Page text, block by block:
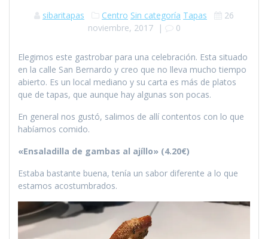
sibaritapas Centro Sin categoría Tapas
26
noviembre, 2017| 0
Elegimos este gastrobar para una celebración. Esta situado
en la calle San Bernardo y creo que no lleva mucho tiempo
abierto. Es un local mediano y su carta es más de platos
que de tapas, que aunque hay algunas son pocas.
En general nos gustó, salimos de allí contentos con lo que
habíamos comido.
«Ensaladilla de gambas al ajíllo» (4.20€)
Estaba bastante buena, tenía un sabor diferente a lo que
estamos acostumbrados.